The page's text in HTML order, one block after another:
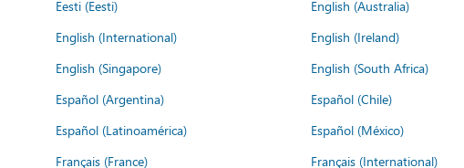
Eesti (Eesti) English (Australia)
English (International) English (Ireland)
English (Singapore) English (South Africa)
Español (Argentina) Español (Chile)
Español (Latinoamérica) Español (México)
Français (France) Français (International)